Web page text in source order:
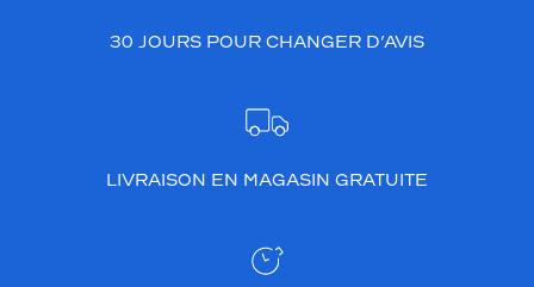
30 JOURS POUR CHANGER D’AVIS
LIVRAISON EN MAGASIN GRATUITE